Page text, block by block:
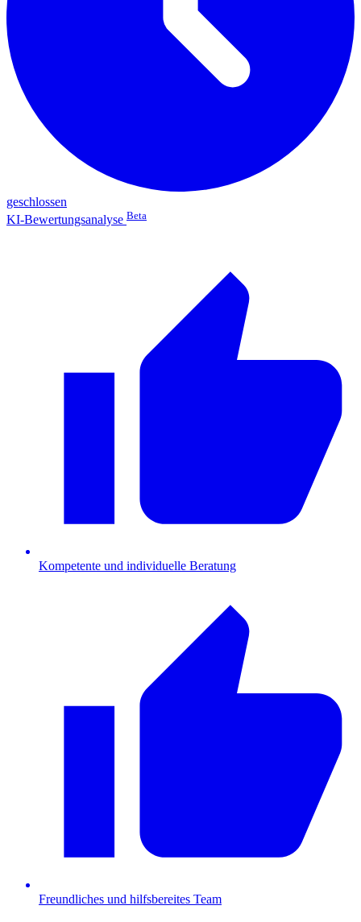
geschlossen
KI-Bewertungsanalyse Beta
Kompetente und individuelle Beratung
Freundliches und hilfsbereites Team